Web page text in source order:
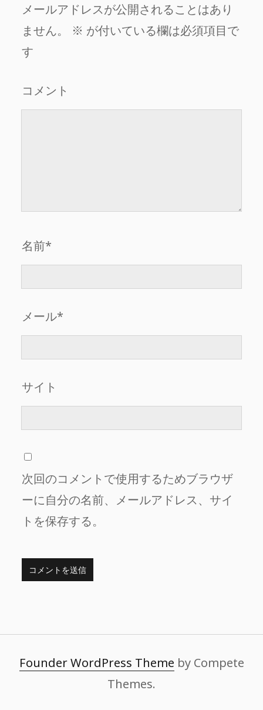
メールアドレスが公開されることはあり
ません。
※ が付いている欄は必須項目で
す
コメント
名前*
メール*
サイト
次回のコメントで使用するためブラウザ
ーに自分の名前、メールアドレス、サイ
トを保存する。
Founder WordPress Theme by Compete
Themes.